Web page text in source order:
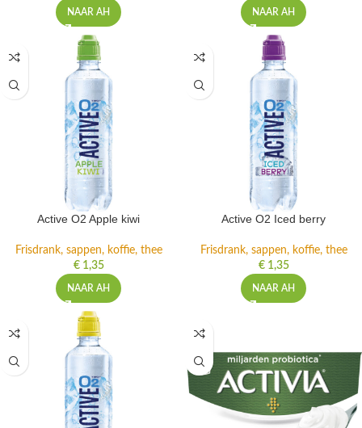
NAAR AH NAAR AH
Active O2 Apple kiwi
Frisdrank, sappen, koffie, thee
€1,35
NAAR AH
Active O2 Iced berry
Frisdrank, sappen, koffie, thee
€1,35
NAAR AH